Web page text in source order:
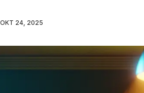
OKT 24, 2025